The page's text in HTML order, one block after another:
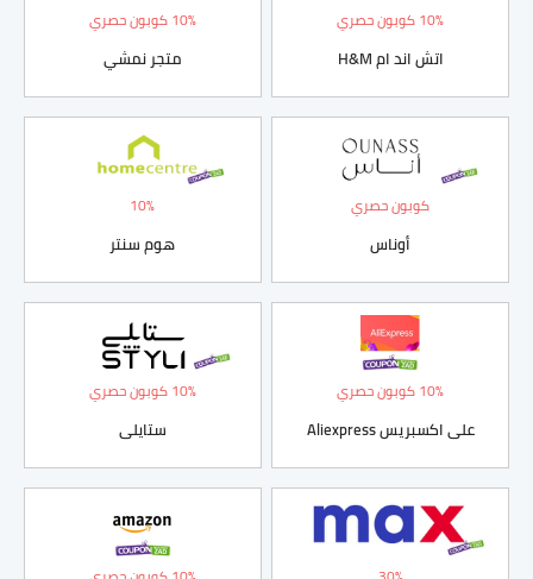
10% كوبون حصري
اتش اند ام H&M
10% كوبون حصري
متجر نمشي
كوبون حصري
أوناس
10%
هوم سنتر
10% كوبون حصري
على اكسبريس Aliexpress
10% كوبون حصري
ستايلى